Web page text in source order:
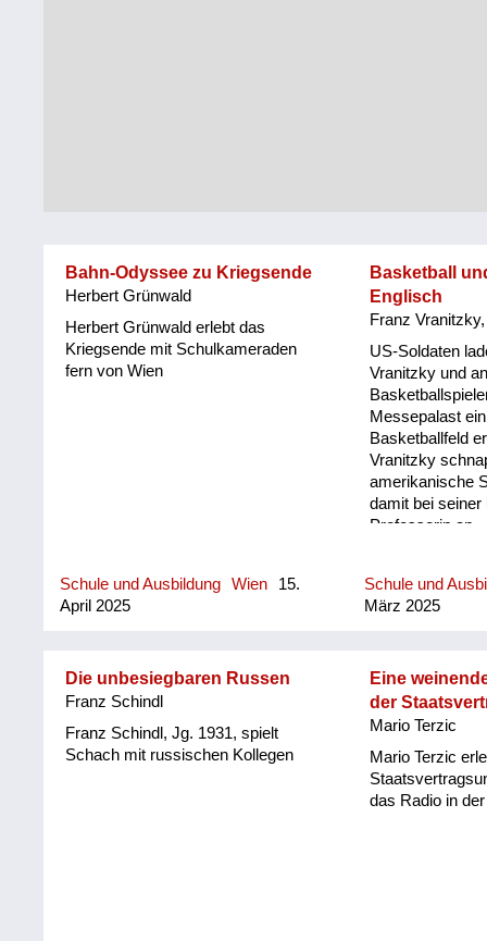
Staatsvertrag
Wohnen
Bahn-Odyssee zu Kriegsende
Herbert Grünwald
Herbert Grünwald erlebt das
Kriegsende mit Schulkameraden
fern von Wien
Schule und Ausbildung Wien
15.
April 2025
Basketball
Englisch
Franz
US-Soldaten
Vranitzky und
Messepalast
Basketballfeld
Vranitzky
amerikanische
damit bei seiner
Professorin an.
Schule und
März 2025
Die unbesiegbaren Russen
Franz Schindl
Franz Schindl, Jg. 1931, spielt
Schach mit russischen Kollegen
Eine
der
Mario Terzic
Mario Terzic
das Radio in